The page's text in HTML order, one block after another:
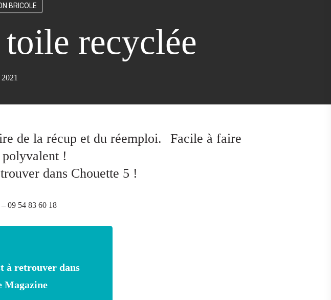
BRICOLE
recyclée
de la récup et du réemploi.
Facile à faire
polyvalent !
dans Chouette 5 !
– 09 54 83 60 18
à retrouver dans
Magazine